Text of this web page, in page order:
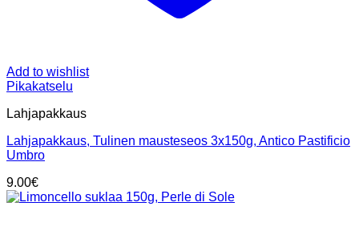
Add to wishlist
Pikakatselu
Lahjapakkaus
Lahjapakkaus, Tulinen mausteseos 3x150g, Antico Pastificio
Umbro
9.00€